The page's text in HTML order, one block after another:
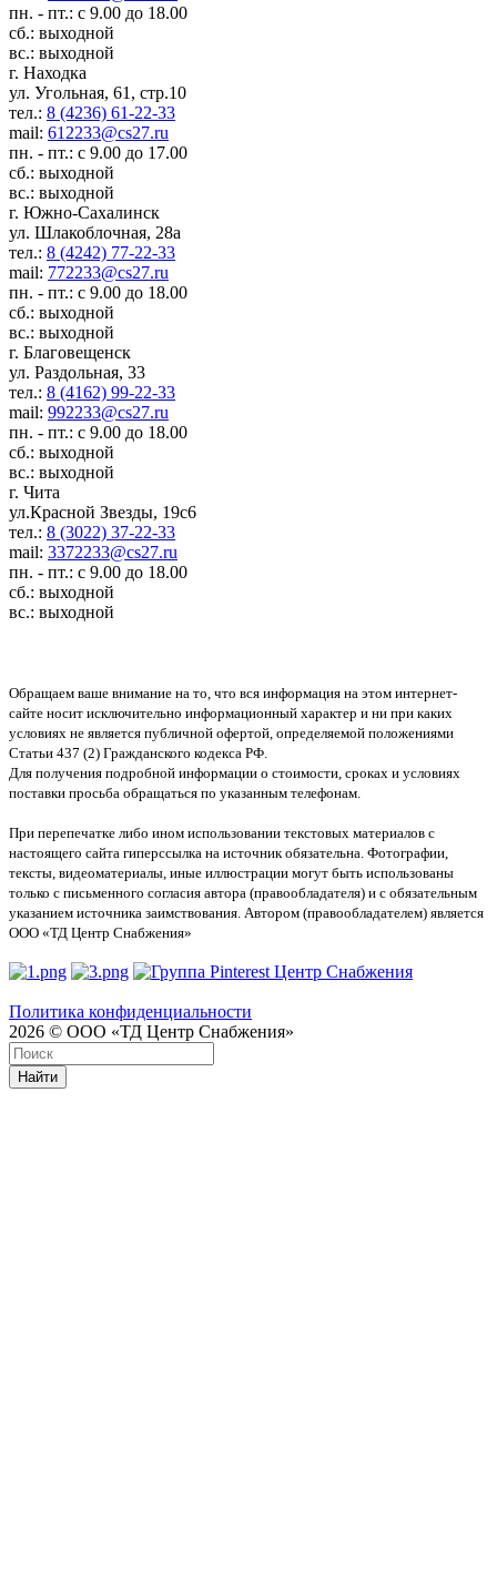
пн. - пт.: с 9.00 до 18.00
сб.: выходной
вс.: выходной
г. Находка
ул. Угольная, 61, стр.10
тел.: 8 (4236) 61-22-33
mail: 612233@cs27.ru
пн. - пт.: с 9.00 до 17.00
сб.: выходной
вс.: выходной
г. Южно-Сахалинск
ул. Шлакоблочная, 28а
тел.: 8 (4242) 77-22-33
mail: 772233@cs27.ru
пн. - пт.: с 9.00 до 18.00
сб.: выходной
вс.: выходной
г. Благовещенск
ул. Раздольная, 33
тел.: 8 (4162) 99-22-33
mail: 992233@cs27.ru
пн. - пт.: с 9.00 до 18.00
сб.: выходной
вс.: выходной
г. Чита
ул.Красной Звезды, 19с6
тел.: 8 (3022) 37-22-33
mail: 3372233@cs27.ru
пн. - пт.: с 9.00 до 18.00
сб.: выходной
вс.: выходной
Обращаем ваше внимание на то, что вся информация на этом интернет-
сайте носит исключительно информационный характер и ни при каких
условиях не является публичной офертой, определяемой положениями
Статьи 437 (2) Гражданского кодекса РФ.
Для получения подробной информации о стоимости, сроках и условиях
поставки просьба обращаться по указанным телефонам.
При перепечатке либо ином использовании текстовых материалов с
настоящего сайта гиперссылка на источник обязательна. Фотографии,
тексты, видеоматериалы, иные иллюстрации могут быть использованы
только с письменного согласия автора (правообладателя) и с обязательным
указанием источника заимствования. Автором (правообладателем) является
ООО «ТД Центр Снабжения»
Политика конфиденциальности
2026 © ООО «ТД Центр Снабжения»
Найти